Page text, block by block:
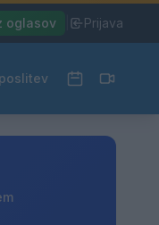
oglasov Prijava